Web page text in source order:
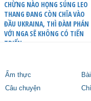
CHỪNG NÀO HỌNG SÚNG LEO
THANG ĐANG CÒN CHĨA VÀO
ĐẦU UKRAINA, THÌ ĐÀM PHÁN
VỚI NGA SẼ KHÔNG CÓ TIẾN
TRIỂN
Ẩm thực
Câu chuyện